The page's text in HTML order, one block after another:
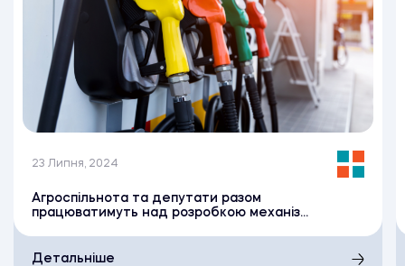
23 Липня, 2024
Агроспільнота та депутати разом
працюватимуть над розробкою механіз...
Детальніше